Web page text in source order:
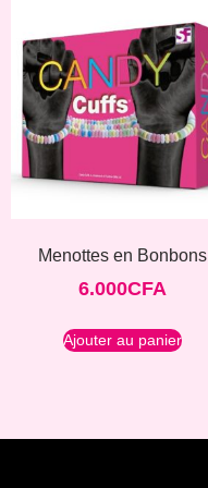
Menottes en Bonbons
6.000CFA
Ajouter au panier